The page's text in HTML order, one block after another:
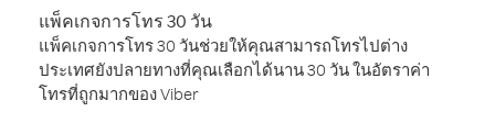
แพ็คเกจการโทร 30 วัน
แพ็คเกจการโทร 30 วันช่วยให้คุณสามารถโทรไปต่าง
ประเทศยังปลายทางที่คุณเลือกได้นาน 30 วัน ในอัตราค่า
โทรที่ถูกมากของ Viber